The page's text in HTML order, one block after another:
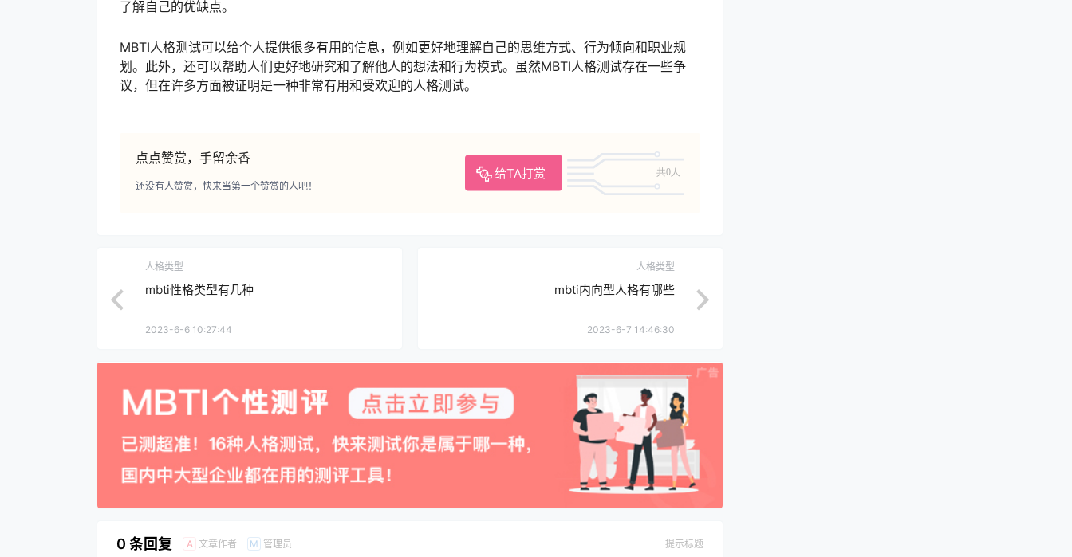
了解自己的优缺点。
MBTI人格测试可以给个人提供很多有用的信息，例如更好地理解自己的思维方式、行为倾向和职业规
划。此外，还可以帮助人们更好地研究和了解他人的想法和行为模式。虽然MBTI人格测试存在一些争
议，但在许多方面被证明是一种非常有用和受欢迎的人格测试。
点点赞赏，手留余香
给TA打赏 共0人
还没有人赞赏，快来当第一个赞赏的人吧！
人格类型
mbti性格类型有几种
2023-6-6 10:27:44
人格类型
mbti内向型人格有哪些
2023-6-7 14:46:30
0 条回复 A 文章作者 M 管理员 提示标题